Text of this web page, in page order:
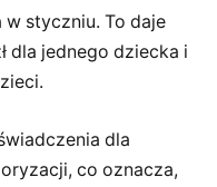
w styczniu. To daje
dla jednego dziecka i
dla
co oznacza,